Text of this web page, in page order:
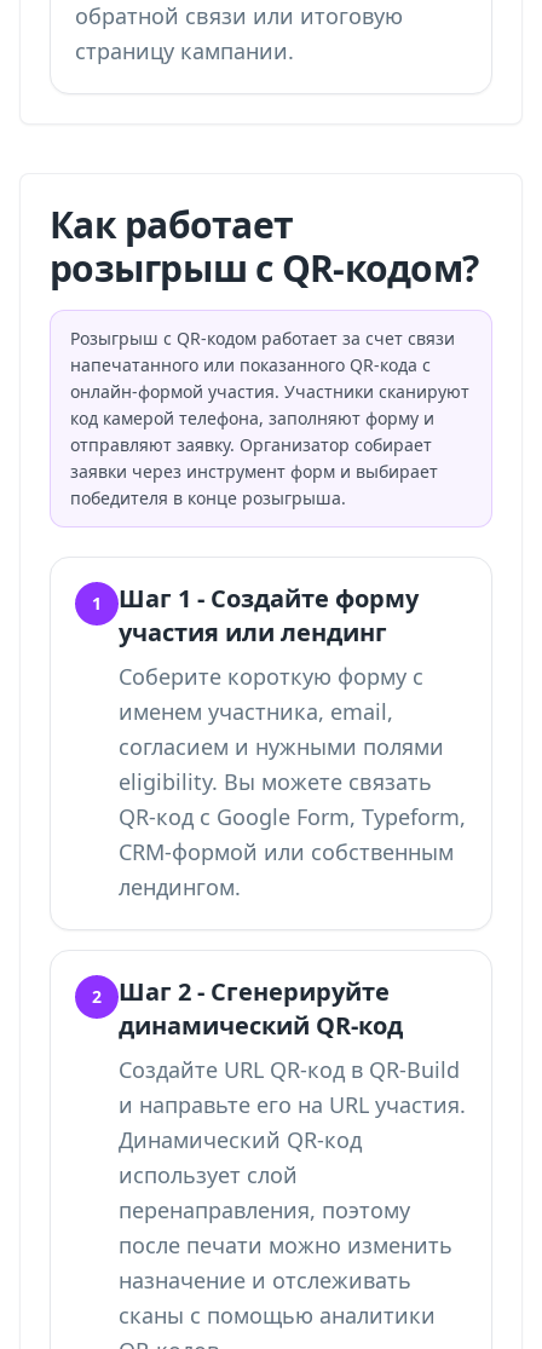
обратной связи или итоговую
страницу кампании.
Как работает
розыгрыш с QR-кодом?
Розыгрыш с QR-кодом работает за счет связи
напечатанного или показанного QR-кода с
онлайн-формой участия. Участники сканируют
код камерой телефона, заполняют форму и
отправляют заявку. Организатор собирает
заявки через инструмент форм и выбирает
победителя в конце розыгрыша.
1
Шаг 1 - Создайте форму
участия или лендинг
Соберите короткую форму с
именем участника, email,
согласием и нужными полями
eligibility. Вы можете связать
QR-код с Google Form, Typeform,
CRM-формой или собственным
лендингом.
2
Шаг 2 - Сгенерируйте
динамический QR-код
Создайте URL QR-код в QR-Build
и направьте его на URL участия.
Динамический QR-код
использует слой
перенаправления, поэтому
после печати можно изменить
назначение и отслеживать
сканы с помощью аналитики